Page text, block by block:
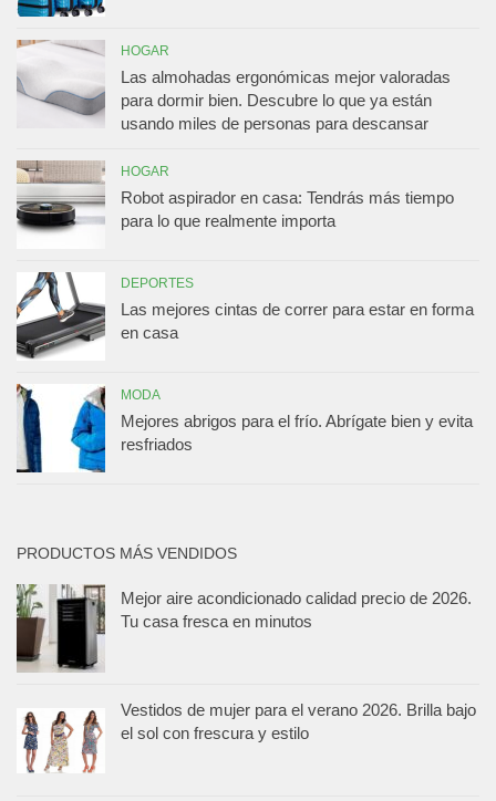
HOGAR
Las almohadas ergonómicas mejor valoradas
para dormir bien. Descubre lo que ya están
usando miles de personas para descansar
HOGAR
Robot aspirador en casa: Tendrás más tiempo
para lo que realmente importa
DEPORTES
Las mejores cintas de correr para estar en forma
en casa
MODA
Mejores abrigos para el frío. Abrígate bien y evita
resfriados
PRODUCTOS MÁS VENDIDOS
Mejor aire acondicionado calidad precio de 2026.
Tu casa fresca en minutos
Vestidos de mujer para el verano 2026. Brilla bajo
el sol con frescura y estilo